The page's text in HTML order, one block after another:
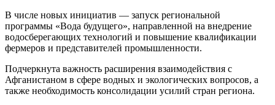
В числе новых инициатив — запуск региональной
программы «Вода будущего», направленной на внедрение
водосберегающих технологий и повышение квалификации
фермеров и представителей промышленности.
Подчеркнута важность расширения взаимодействия с
Афганистаном в сфере водных и экологических вопросов, а
также необходимость консолидации усилий стран региона.